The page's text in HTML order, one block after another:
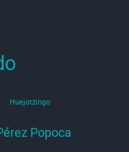
Huejotzingo
Popoca